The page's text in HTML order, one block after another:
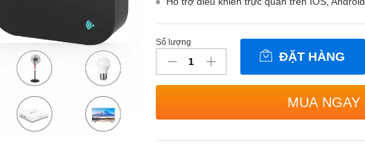
Bộ
điều
khiển
nhà
Số lượng
ĐẶT HÀNG
MUA NGAY